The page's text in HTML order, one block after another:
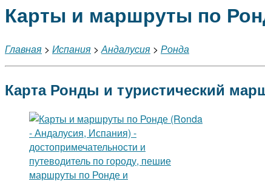
Карты и маршруты по
Главная > Испания >Андалусия > Ронда
Карта Ронды и туристический